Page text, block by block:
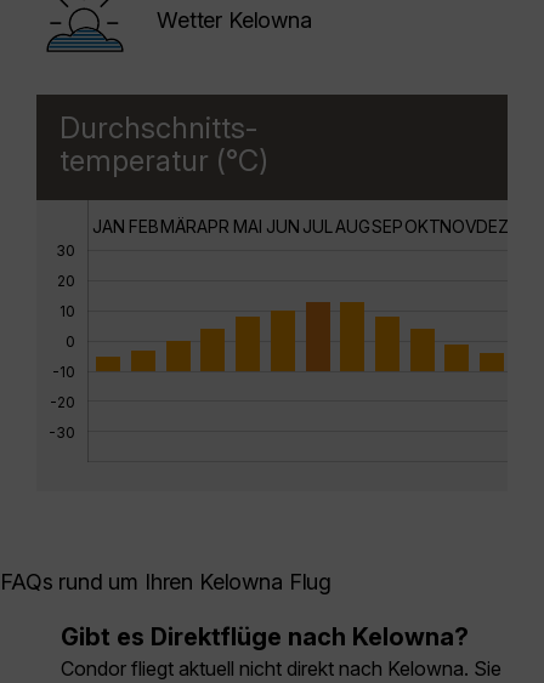
Wetter Kelowna
Durchschnitts-
temperatur (°C)
30
20
10
0
-10
-20
-30
JAN FEBMÄRAPR MAI JUN JUL AUGSEPOKTNOVDEZ
FAQs rund um Ihren Kelowna Flug
Gibt es Direktflüge nach Kelowna?
Condor fliegt aktuell nicht direkt nach Kelowna. Sie